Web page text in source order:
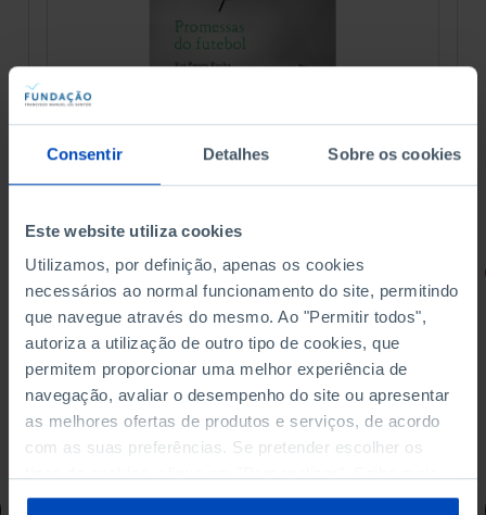
Consentir Detalhes Sobre os cookies
Este website utiliza cookies
Utilizamos, por definição, apenas os cookies
necessários ao normal funcionamento do site, permitindo
que navegue através do mesmo. Ao "Permitir todos",
autoriza a utilização de outro tipo de cookies, que
permitem proporcionar uma melhor experiência de
navegação, avaliar o desempenho do site ou apresentar
as melhores ofertas de produtos e serviços, de acordo
com as suas preferências. Se pretender escolher os
sobre cookies através da gestão de preferências ou da
RETRATOS
Promessas do Futebol
4,50 € 5,00 € -10%